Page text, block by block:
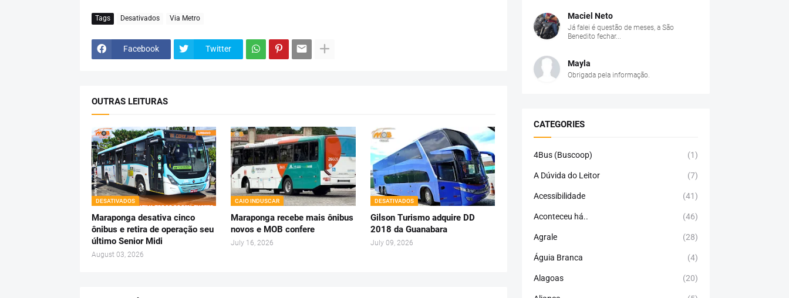
Tags Desativados Via Metro
Facebook Twitter
OUTRAS LEITURAS
DESATIVADOS
Maraponga desativa cinco
ônibus e retira de operação seu
último Senior Midi
August 03, 2026
CAIO INDUSCAR
Maraponga recebe mais ônibus
novos e MOB confere
July 16, 2026
DESATIVADOS
Gilson Turismo adquire DD
2018 da Guanabara
July 09, 2026
Maciel Neto
Já falei é questão de meses, a São
Benedito fechar...
Mayla
Obrigada pela informação.
CATEGORIES
4Bus (Buscoop) (1)
A Dúvida do Leitor (7)
Acessibilidade (41)
Aconteceu há.. (46)
Agrale (28)
Águia Branca (4)
Alagoas (20)